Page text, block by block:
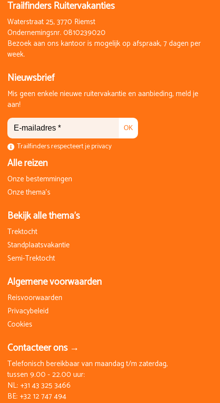
Trailfinders Ruitervakanties
Waterstraat 25, 3770 Riemst
Ondernemingsnr. 0810239020
Bezoek aan ons kantoor is mogelijk op afspraak, 7 dagen per
week.
Nieuwsbrief
Mis geen enkele nieuwe ruitervakantie en aanbieding, meld je
aan!
OK
Trailfinders respecteert je privacy
Alle reizen
Onze bestemmingen
Onze thema's
Bekijk alle thema's
Trektocht
Standplaatsvakantie
Semi-Trektocht
Algemene voorwaarden
Reisvoorwaarden
Privacybeleid
Cookies
Contacteer ons →
Telefonisch bereikbaar van maandag t/m zaterdag,
tussen 9.00 - 22.00 uur:
NL: +31 43 325 3466
BE: +32 12 747 494